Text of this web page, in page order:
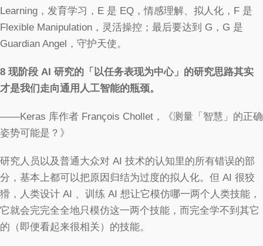
Learning，发育学习，E 是 EQ，情感理解、拟人化，F 是
Flexible Manipulation，灵活操控；最后要达到 G，G 是
Guardian Angel，守护天使。
8 现阶段 AI 研究的「以任务表现为中心」的研究思路其实
才是我们走向通用人工智能的瓶颈。
——Keras 库作者 François Chollet，《测量「智慧」的正确
姿势可能是？》
研究人员以及普通大众对 AI 技术的认知里的所有错误的部
分，基本上都可以把原因归结为过度的拟人化。但 AI 很狡
猾，人类设计 AI 、训练 AI 想让它模仿哪一两个人类技能，
它就会完完全全地只模仿这一两个技能，而完全学不到其它
的（即便看起来很相关）的技能。